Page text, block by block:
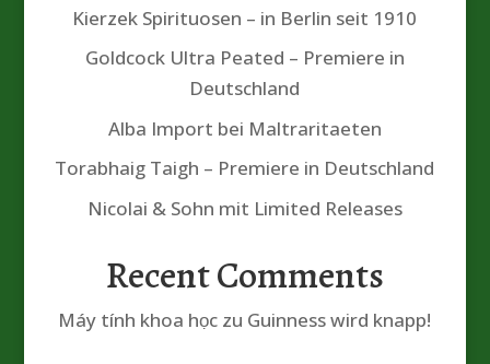
Kierzek Spirituosen – in Berlin seit 1910
Goldcock Ultra Peated – Premiere in
Deutschland
Alba Import bei Maltraritaeten
Torabhaig Taigh – Premiere in Deutschland
Nicolai & Sohn mit Limited Releases
Recent Comments
Máy tính khoa học zu Guinness wird knapp!